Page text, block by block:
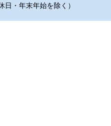
休日・年末年始を除く）